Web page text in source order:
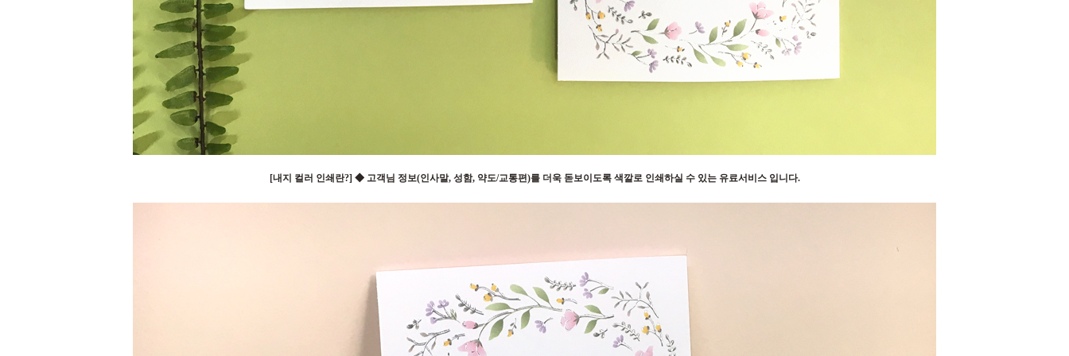
[내지 컬러 인쇄란?] ◆ 고객님 정보(인사말, 성함, 약도/교통편)를 더욱 돋보이도록 색깔로 인쇄하실 수 있는 유료서비스 입니다.